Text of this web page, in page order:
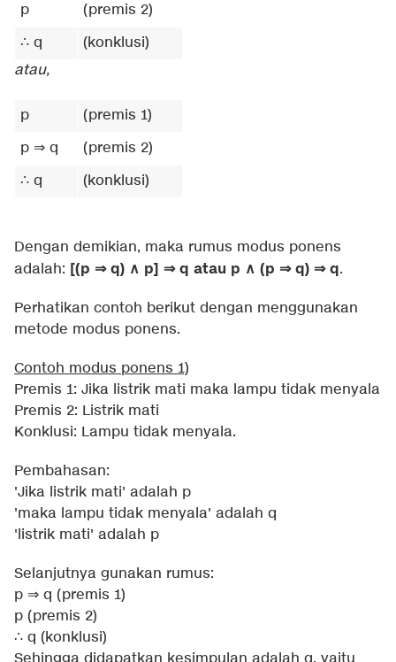
p
(premis 2)
∴ q
(konklusi)
atau,
p
(premis 1)
p ⇒ q
(premis 2)
∴ q
(konklusi)
Dengan demikian, maka rumus modus ponens
adalah: [(p ⇒ q) ∧ p] ⇒ q atau p ∧ (p ⇒ q) ⇒ q.
Perhatikan contoh berikut dengan menggunakan
metode modus ponens.
Contoh modus ponens 1)
Premis 1: Jika listrik mati maka lampu tidak menyala
Premis 2: Listrik mati
Konklusi: Lampu tidak menyala.
Pembahasan:
'Jika listrik mati' adalah p
'maka lampu tidak menyala' adalah q
'listrik mati' adalah p
Selanjutnya gunakan rumus:
p ⇒ q (premis 1)
p (premis 2)
∴ q (konklusi)